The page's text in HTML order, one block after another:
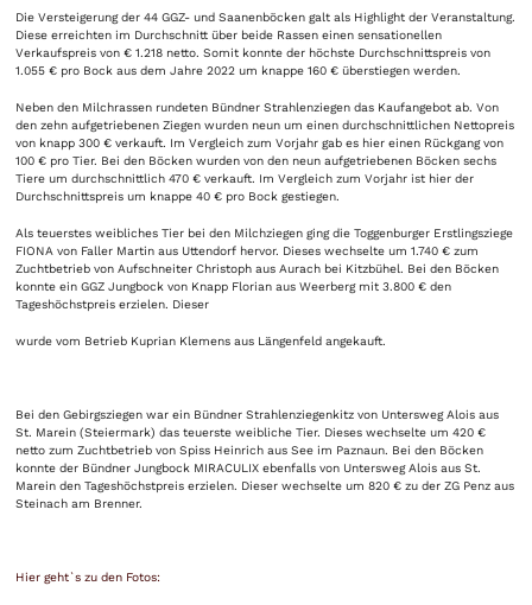
Die Versteigerung der 44 GGZ- und Saanenböcken galt als Highlight der Veranstaltung.
Diese erreichten im Durchschnitt über beide Rassen einen sensationellen
Verkaufspreis von € 1.218 netto. Somit konnte der höchste Durchschnittspreis von
1.055 € pro Bock aus dem Jahre 2022 um knappe 160 € überstiegen werden.
Neben den Milchrassen rundeten Bündner Strahlenziegen das Kaufangebot ab. Von
den zehn aufgetriebenen Ziegen wurden neun um einen durchschnittlichen Nettopreis
von knapp 300 € verkauft. Im Vergleich zum Vorjahr gab es hier einen Rückgang von
100 € pro Tier. Bei den Böcken wurden von den neun aufgetriebenen Böcken sechs
Tiere um durchschnittlich 470 € verkauft. Im Vergleich zum Vorjahr ist hier der
Durchschnittspreis um knappe 40 € pro Bock gestiegen.
Als teuerstes weibliches Tier bei den Milchziegen ging die Toggenburger Erstlingsziege
FIONA von Faller Martin aus Uttendorf hervor. Dieses wechselte um 1.740 € zum
Zuchtbetrieb von Aufschneiter Christoph aus Aurach bei Kitzbühel. Bei den Böcken
konnte ein GGZ Jungbock von Knapp Florian aus Weerberg mit 3.800 € den
Tageshöchstpreis erzielen. Dieser
wurde vom Betrieb Kuprian Klemens aus Längenfeld angekauft.
Bei den Gebirgsziegen war ein Bündner Strahlenziegenkitz von Untersweg Alois aus
St. Marein (Steiermark) das teuerste weibliche Tier. Dieses wechselte um 420 €
netto zum Zuchtbetrieb von Spiss Heinrich aus See im Paznaun. Bei den Böcken
konnte der Bündner Jungbock MIRACULIX ebenfalls von Untersweg Alois aus St.
Marein den Tageshöchstpreis erzielen. Dieser wechselte um 820 € zu der ZG Penz aus
Steinach am Brenner.
Hier geht`s zu den Fotos: